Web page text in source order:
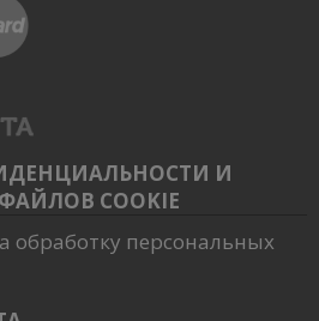
И
COOKIE
обработку персональных